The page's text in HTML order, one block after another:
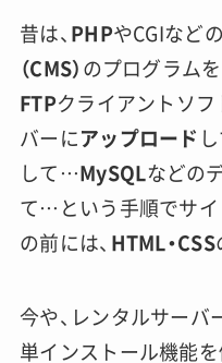
昔は、PHPやCGIなどの
（CMS）のプログラム
FTPクライアントソ
バーにアップロード
して…MySQLなどの
て…という手順でサイ
の前には、 HTML・CSS
今や、レンタルサー
単インストール機能